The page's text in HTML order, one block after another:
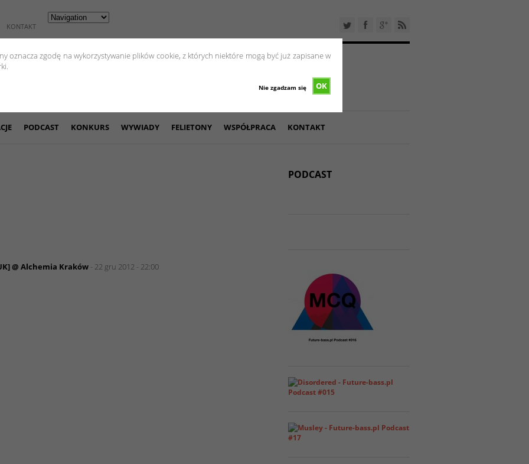
oznacza zgodę na wykorzystywanie plików cookie, z których niektóre mogą być już zapisane w
OK
Nie zgadzam się
KONTAKT
PODCAST KONKURS WYWIADY FELIETONY WSPÓŁPRACA KONTAKT
@ Alchemia Kraków - 22 gru 2012 - 22:00
PODCAST